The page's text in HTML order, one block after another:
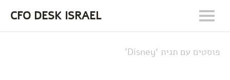
CFO DESK ISRAEL
פוסטים עם תגית ‘Disney
’